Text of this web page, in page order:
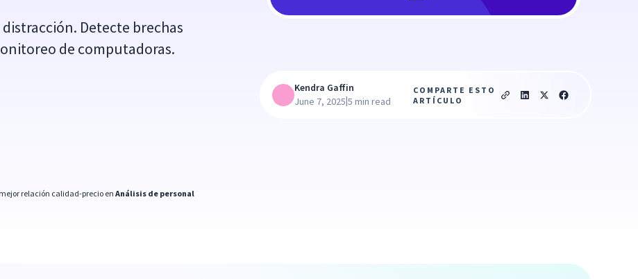
Detecte brechas
de computadoras.
relación calidad-precio enAnálisis de personal
Kendra Gaffin
June 7, 2025|5 min read
COMPARTE ESTO
ARTÍCULO